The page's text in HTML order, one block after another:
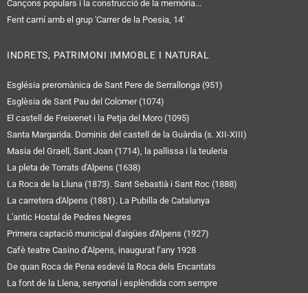
Cançons populars i la construcció de la memòria...
Fent camí amb el grup 'Carrer de la Poesia, 14'
INDRETS, PATRIMONI IMMOBLE I NATURAL
Església preromànica de Sant Pere de Serrallonga (951)
Esglèsia de Sant Pau del Colomer (1074)
El castell de Freixenet i la Petja del Moro (1095)
Santa Margarida. Dominis del castell de la Guàrdia (s. XII-XIII)
Masia del Graell, Sant Joan (1714), la pallissa i la teuleria
La pleta de Torrats d'Alpens (1638)
La Roca de la Lluna (1873). Sant Sebastià i Sant Roc (1888)
La carretera d'Alpens (1881). La Pubilla de Catalunya
L'antic Hostal de Pedres Negres
Primera captació municipal d'aigües d'Alpens (1927)
Cafè teatre Casino d’Alpens, inaugurat l’any 1928
De quan Roca de Pena esdevé la Roca dels Encantats
La font de la Llena, senyorial i esplèndida com sempre